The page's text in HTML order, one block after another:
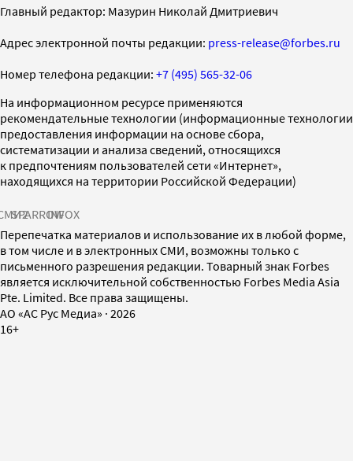
Главный редактор: Мазурин Николай Дмитриевич
Адрес электронной почты редакции: press-release@forbes.ru
Номер телефона редакции: +7 (495) 565-32-06
На информационном ресурсе применяются
рекомендательные технологии (информационные технологии
предоставления информации на основе сбора,
систематизации и анализа сведений, относящихся
к предпочтениям пользователей сети «Интернет»,
находящихся на территории Российской Федерации)
SPARROWINFOX
Перепечатка материалов и использование их в любой форме,
в том числе и в электронных СМИ, возможны только с
письменного разрешения редакции. Товарный знак Forbes
является исключительной собственностью Forbes Media Asia
Pte. Limited. Все права защищены.
AO «АС Рус Медиа» · 2026
16+